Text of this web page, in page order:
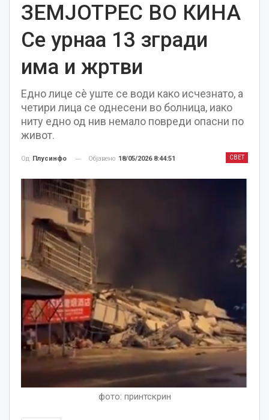
ЗЕМЈОТРЕС ВО КИНА
Се урнаа 13 згради
има и жртви
Едно лице сè уште се води како исчезнато, а
четири лица се однесени во болница, иако
ниту едно од нив немало повреди опасни по
живот.
СВЕТ
Од Плусинфо Објавено 18/05/2026 8:44:51
фото: принтскрин